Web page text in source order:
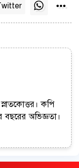
কপি
বছরের অভিজ্ঞতা।